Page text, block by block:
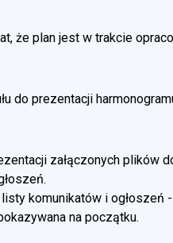
że plan jest w trakcie
do prezentacji
załączonych plików
komunikatów i ogłoszeń
na początku.